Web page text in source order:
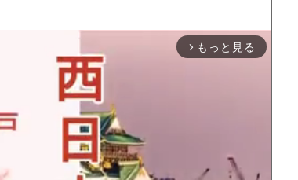
arrow_forward_ios もっと見る